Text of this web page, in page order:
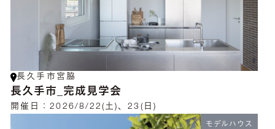
長久手市宮脇
長久手市_完成見学会
開催日：2026/8/22(土)、23(日)
モデルハウス